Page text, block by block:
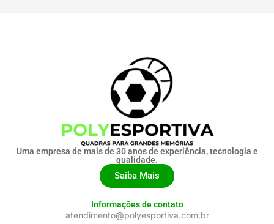
Uma empresa de mais de 30 anos de experiência, tecnologia e
qualidade.
Saiba Mais
Informações de contato
atendimento@polyesportiva.com.br